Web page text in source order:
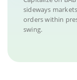
sideways
orders within
swing.